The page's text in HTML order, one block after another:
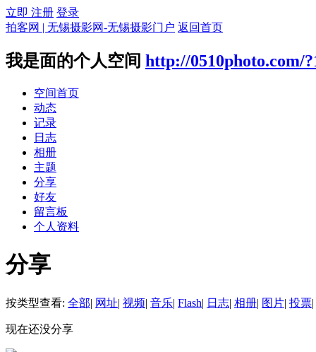
立即 注册 登录
拍客网 | 无锡摄影网-无锡摄影门户 返回首页
我是面的个人空间 http://0510photo.com/
空间首页
动态
记录
日志
相册
主题
分享
好友
留言板
个人资料
分享
按类型查看: 全部| 网址| 视频| 音乐| Flash| 日志| 相册| 图片| 投票|
现在还没分享